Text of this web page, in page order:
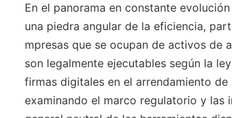
En el panorama en constante
una piedra angular de la eficiencia,
mpresas que se ocupan de activos de
son legalmente ejecutables según la
firmas digitales en el arrendamiento
examinando el marco regulatorio y las